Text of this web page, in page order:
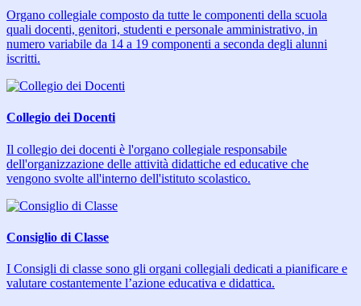
Organo collegiale composto da tutte le componenti della scuola
quali docenti, genitori, studenti e personale amministrativo, in
numero variabile da 14 a 19 componenti a seconda degli alunni
iscritti.
Collegio dei Docenti
Il collegio dei docenti è l'organo collegiale responsabile
dell'organizzazione delle attività didattiche ed educative che
vengono svolte all'interno dell'istituto scolastico.
Consiglio di Classe
I Consigli di classe sono gli organi collegiali dedicati a pianificare e
valutare costantemente l’azione educativa e didattica.